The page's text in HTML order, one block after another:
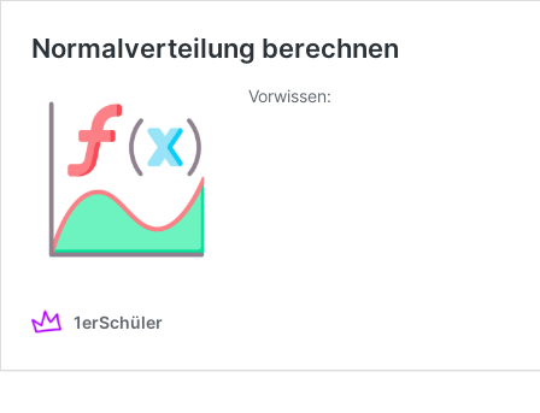
Normalverteilung berechnen
Vorwissen:
1erSchüler